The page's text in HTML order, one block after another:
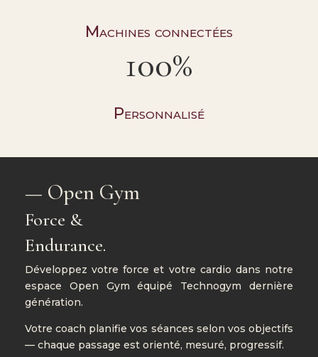
Machines connectées
100%
Personnalisé
— Open Gym
Force &
Endurance.
Développez votre force et votre cardio dans notre
espace Open Gym équipé Technogym dernière
génération.
Votre coach planifie vos séances selon vos objectifs
— chaque passage est orienté, mesuré, progressif.